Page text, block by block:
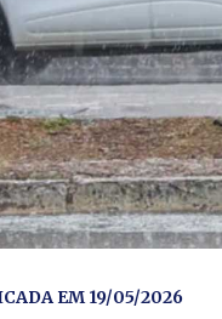
EM 19/05/2026